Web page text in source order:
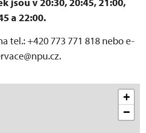
a 22:00.
tel.: +420 773 771 818 nebo e-
+
−